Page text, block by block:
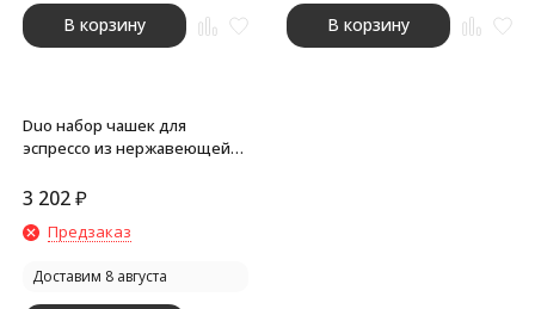
В корзину В корзину
Duo набор чашек для
эспрессо из нержавеющей
согласно RCS, 80 мл -
3 202₽
Предзаказ
Доставим 8 августа